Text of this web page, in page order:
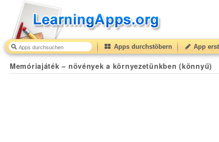
Apps durchstöbern App
Memóriajáték – növények a környezetünkben (könnyű)